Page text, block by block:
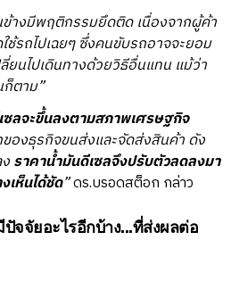
างมีพฤติกรรมยึดติด เนื่องจากผู้ค้า
ช้รถไปเฉยๆ ซึ่งคนขับรถอาจจะยอม
นไปเดินทางด้วยวิธีอื่นแทน แม้ว่า
ก็ตาม”
ซลจะขึ้นลงตามสภาพเศรษฐกิจ
องธุรกิจขนส่งและจัดส่งสินค้า ดัง
ราคาน้ำมันดีเซลจึงปรับตัวลดลงมา
เห็นได้ชัด”ดร.บรอดสต็อก กล่าว
จจัยอะไรอีกบ้าง...ที่ส่งผลต่อ